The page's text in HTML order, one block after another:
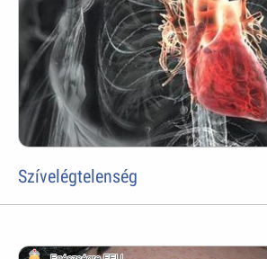
Szívelégtelenség